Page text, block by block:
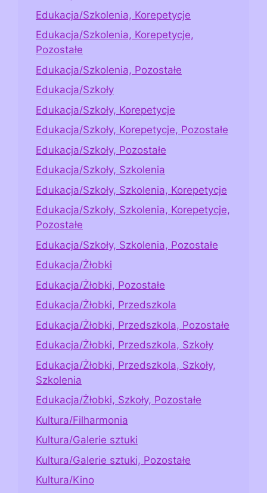
Edukacja/Szkolenia, Korepetycje
Edukacja/Szkolenia, Korepetycje,
Pozostałe
Edukacja/Szkolenia, Pozostałe
Edukacja/Szkoły
Edukacja/Szkoły, Korepetycje
Edukacja/Szkoły, Korepetycje, Pozostałe
Edukacja/Szkoły, Pozostałe
Edukacja/Szkoły, Szkolenia
Edukacja/Szkoły, Szkolenia, Korepetycje
Edukacja/Szkoły, Szkolenia, Korepetycje,
Pozostałe
Edukacja/Szkoły, Szkolenia, Pozostałe
Edukacja/Żłobki
Edukacja/Żłobki, Pozostałe
Edukacja/Żłobki, Przedszkola
Edukacja/Żłobki, Przedszkola, Pozostałe
Edukacja/Żłobki, Przedszkola, Szkoły
Edukacja/Żłobki, Przedszkola, Szkoły,
Szkolenia
Edukacja/Żłobki, Szkoły, Pozostałe
Kultura/Filharmonia
Kultura/Galerie sztuki
Kultura/Galerie sztuki, Pozostałe
Kultura/Kino